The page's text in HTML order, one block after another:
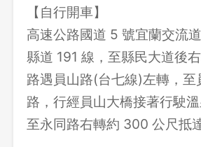
【自行開車】
高速公路國道 5 號宜蘭交流
縣道 191 線，至縣民大道後
路遇員山路(台七線)左轉，至
路，行經員山大橋接著行駛
至永同路右轉約 300 公尺抵
先不要